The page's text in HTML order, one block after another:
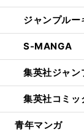
ジャンプルー
S-MANGA
集英社ジャン
集英社コミッ
青年マンガ